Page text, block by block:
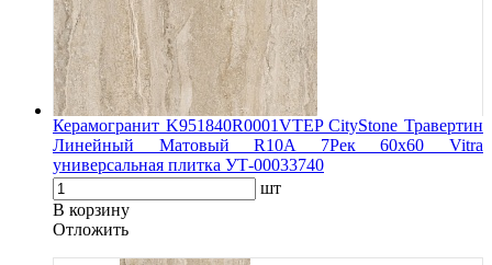
Керамогранит K951840R0001VTEP CityStone Травертин
Линейный Матовый R10A 7Рек 60x60 Vitra
универсальная плитка УТ-00033740
шт
В корзину
Oтложить